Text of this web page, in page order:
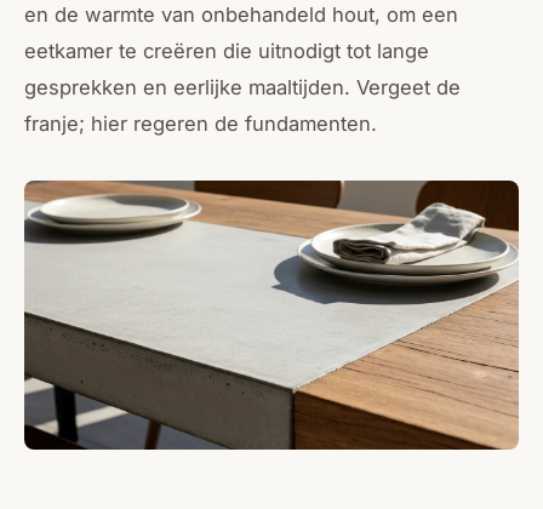
en de warmte van onbehandeld hout, om een
eetkamer te creëren die uitnodigt tot lange
gesprekken en eerlijke maaltijden. Vergeet de
franje; hier regeren de fundamenten.